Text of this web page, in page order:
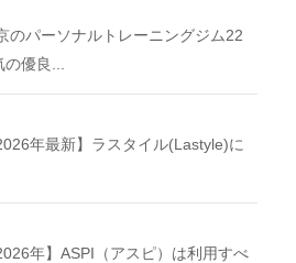
のパーソナルトレーニングジム22
の優良...
2026年最新】ラスタイル(Lastyle)に
2026年】ASPI（アスピ）は利用すべ